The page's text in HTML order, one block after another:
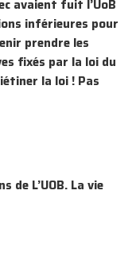
avaient fuit l’UoB
inférieures pour
prendre les
fixés par la loi du
la loi ! Pas
de L’UOB. La vie